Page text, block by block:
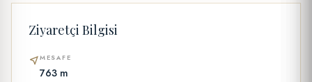
Ziyaretçi Bilgisi
near_meMESAFE
763 m